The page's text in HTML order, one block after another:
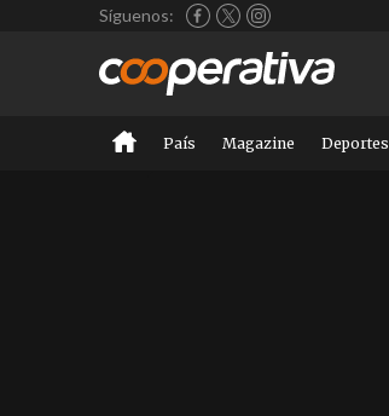
Síguenos:
País Magazine Deportes